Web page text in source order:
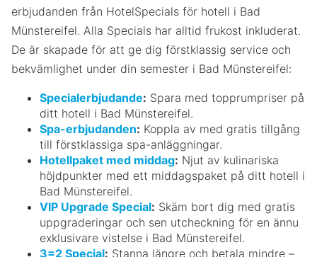
erbjudanden från HotelSpecials för hotell i Bad
Münstereifel. Alla Specials har alltid frukost inkluderat.
De är skapade för att ge dig förstklassig service och
bekvämlighet under din semester i Bad Münstereifel:
Specialerbjudande: Spara med topprumpriser på
ditt hotell i Bad Münstereifel.
Spa-erbjudanden: Koppla av med gratis tillgång
till förstklassiga spa-anläggningar.
Hotellpaket med middag: Njut av kulinariska
höjdpunkter med ett middagspaket på ditt hotell i
Bad Münstereifel.
VIP Upgrade Special: Skäm bort dig med gratis
uppgraderingar och sen utcheckning för en ännu
exklusivare vistelse i Bad Münstereifel.
3=2 Special: Stanna längre och betala mindre –